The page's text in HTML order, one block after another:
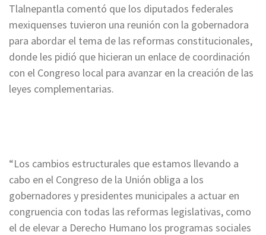
Tlalnepantla comentó que los diputados federales
mexiquenses tuvieron una reunión con la gobernadora
para abordar el tema de las reformas constitucionales,
donde les pidió que hicieran un enlace de coordinación
con el Congreso local para avanzar en la creación de las
leyes complementarias.
“Los cambios estructurales que estamos llevando a
cabo en el Congreso de la Unión obliga a los
gobernadores y presidentes municipales a actuar en
congruencia con todas las reformas legislativas, como
el de elevar a Derecho Humano los programas sociales